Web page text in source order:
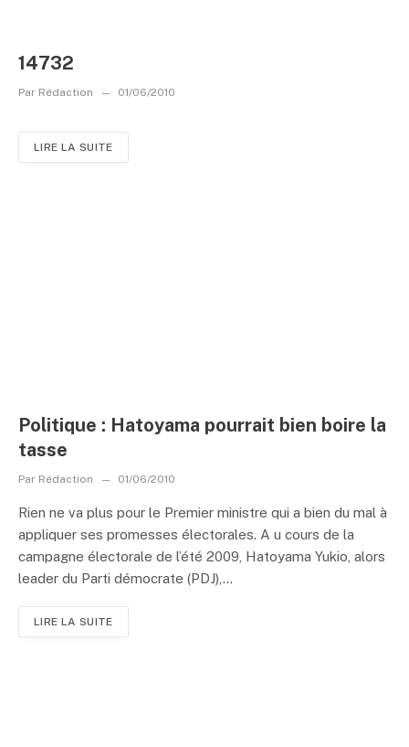
14732
Par Rédaction 01/06/2010
LIRE LA SUITE
Politique : Hatoyama pourrait bien boire la
tasse
Par Rédaction 01/06/2010
Rien ne va plus pour le Premier ministre qui a bien du mal à
appliquer ses promesses électorales. A u cours de la
campagne électorale de l’été 2009, Hatoyama Yukio, alors
leader du Parti démocrate (PDJ),...
LIRE LA SUITE